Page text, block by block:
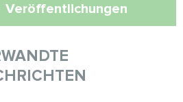
Veröffentlichungen